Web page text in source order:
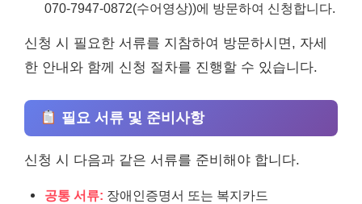
070-7947-0872(수어영상))에 방문하여 신청합니다.
신청 시 필요한 서류를 지참하여 방문하시면, 자세
한 안내와 함께 신청 절차를 진행할 수 있습니다.
필요 서류 및 준비사항
신청 시 다음과 같은 서류를 준비해야 합니다.
공통 서류: 장애인증명서 또는 복지카드